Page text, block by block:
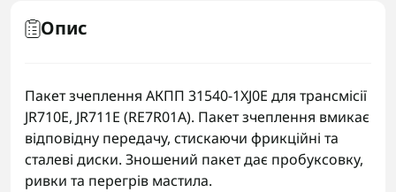
Опис
Пакет зчеплення АКПП 31540-1XJ0E для трансмісії
JR710E, JR711E (RE7R01A). Пакет зчеплення вмикає
відповідну передачу, стискаючи фрикційні та
сталеві диски. Зношений пакет дає пробуксовку,
ривки та перегрів мастила.